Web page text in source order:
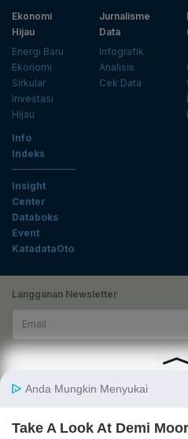
Ekonomi
Hijau
Energi Baru
Ekonomi
Sirkular
Investasi
Hijau
Jurnalisme
Data
Infografik
Analisis
Cek Data
Info
Indeks
Insight
Center
Databoks
Event
KatadataOto
Langganan Newsletter
Ikuti
Tentang Katadata Advertising